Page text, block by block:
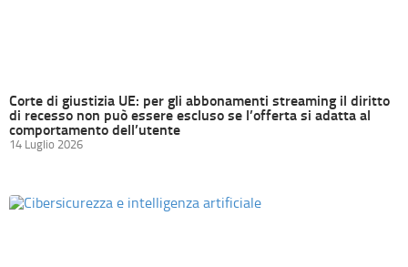
Corte di giustizia UE: per gli abbonamenti streaming il diritto
di recesso non può essere escluso se l’offerta si adatta al
comportamento dell’utente
14 Luglio 2026